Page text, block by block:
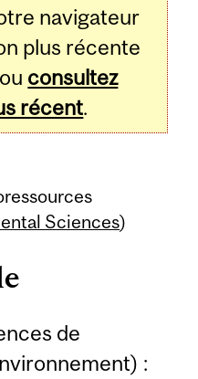
navigateur
plus récente
consultez
récent.
Sciences)
de
: